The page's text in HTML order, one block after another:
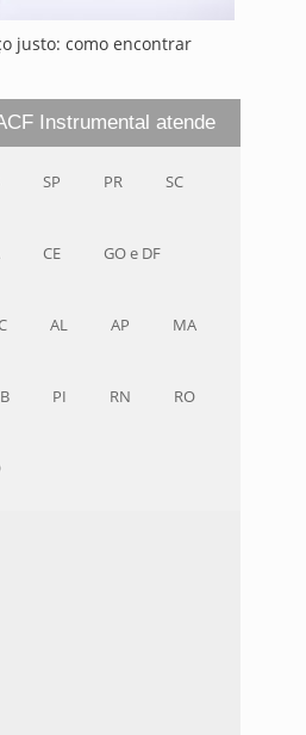
justo: como encontrar
Instrumental atende
SP PR SC
CE GO e DF
AL AP MA
PI RN RO